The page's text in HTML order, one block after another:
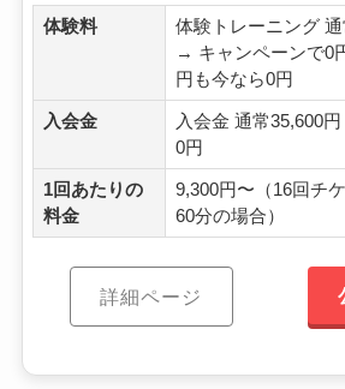
体験料
体験トレーニング 通
→ キャンペーンで
円も今なら0円
入会金
入会金 通常35,600
0円
1回あたりの
料金
9,300円〜（16回チ
60分の場合）
詳細ページ